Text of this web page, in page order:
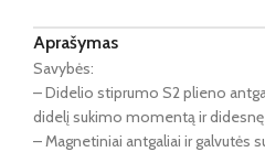
Aprašymas
Savybės:
– Didelio stiprumo S2 plieno
didelį sukimo momentą ir didesnę
– Magnetiniai antgaliai ir galvutės